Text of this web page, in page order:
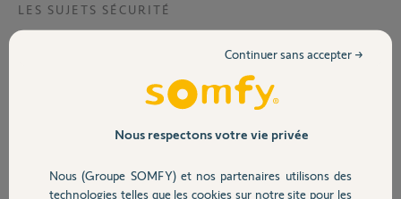
Volet
Sécurité
LES SUJETS SÉCURITÉ
Comment reparamétrer l'activation de
Depuis le 25/06 je ne peux plus activer mon alarme par l'application.
Quand je clique sur le cadenas, un cercle de chargement tourne
téléphones distincts).
Nous respectons votre vie privée
Nous (Groupe SOMFY) et nos partenaires utilisons des
technologies telles que les cookies sur notre site pour les
Continuer sans accepter →